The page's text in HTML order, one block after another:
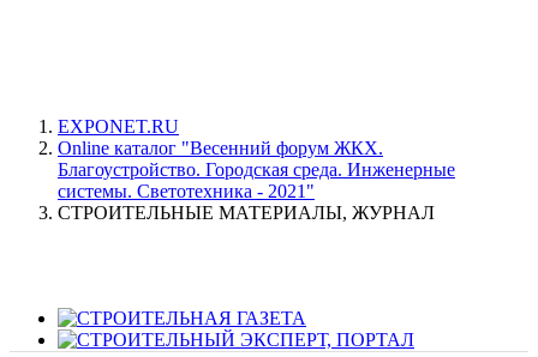
EXPONET.RU
Online каталог "Весенний форум ЖКХ.
Благоустройство. Городская среда. Инженерные
системы. Светотехника - 2021"
СТРОИТЕЛЬНЫЕ МАТЕРИАЛЫ, ЖУРНАЛ